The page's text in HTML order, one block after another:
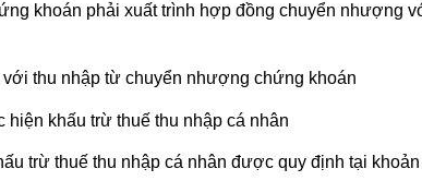
khoán phải xuất trình hợp đồng chuyển nhượng
thu nhập từ chuyển nhượng chứng khoán
khấu trừ thuế thu nhập cá nhân
trừ thuế thu nhập cá nhân được quy định tại